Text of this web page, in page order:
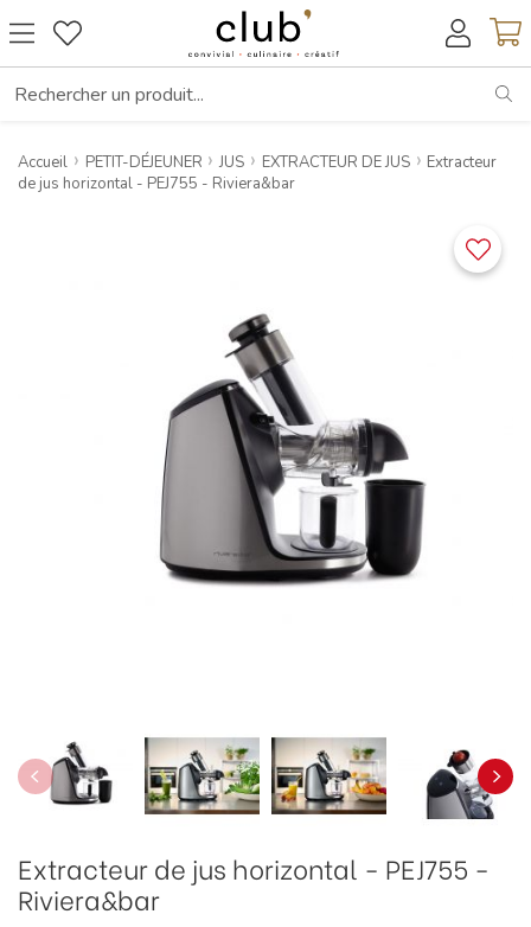
Accueil PETIT-DÉJEUNER JUS EXTRACTEUR DE JUS
Extracteur
de jus horizontal - PEJ755 - Riviera&bar
Extracteur de jus horizontal - PEJ755 -
Riviera&bar